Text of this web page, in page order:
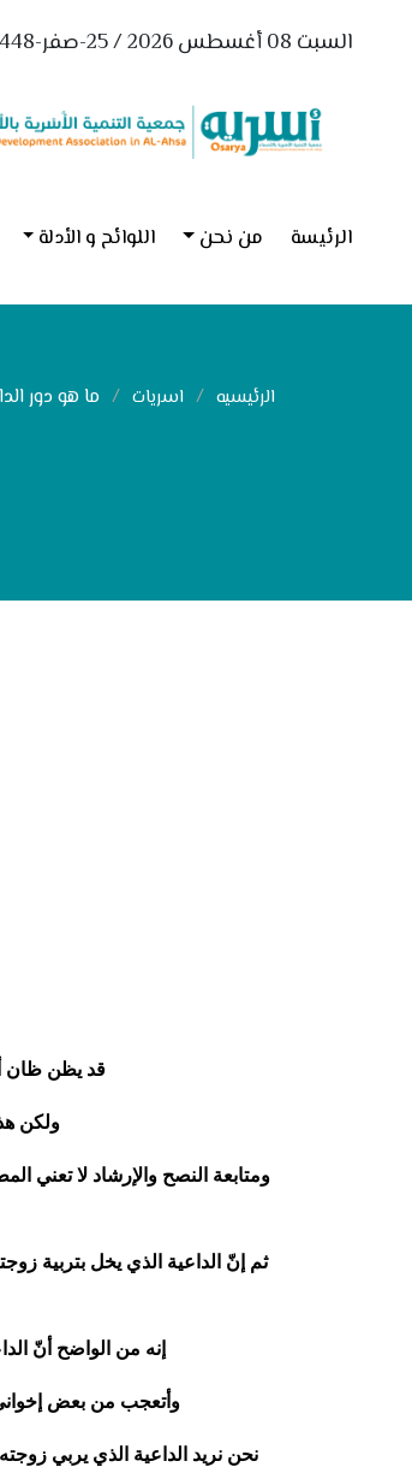
السبت 08 أغسطس 2026 / 25-صفر-1448
الرئيسة من نحن اللوائح و الأدلة
الرئيسيه اسريات ما هو دور
قد يظن ظان
ولكن
ومتابعة النصح والإرشاد لا تعني
ثم إنّ الداعية الذي يخل بتربية
إنه من الواضح أنّ
وأتعجب من بعض إخواني
نحن نريد الداعية الذي يربي